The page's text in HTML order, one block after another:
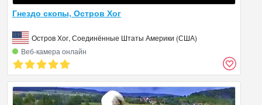
Гнездо скопы, Остров Хог
Остров Хог, Соединённые Штаты Америки (США)
Веб‑камера онлайн